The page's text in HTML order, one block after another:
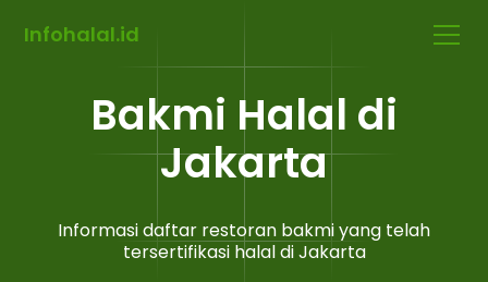
Infohalal.id
Bakmi Halal di
Jakarta
Informasi daftar restoran bakmi yang telah
tersertifikasi halal di Jakarta